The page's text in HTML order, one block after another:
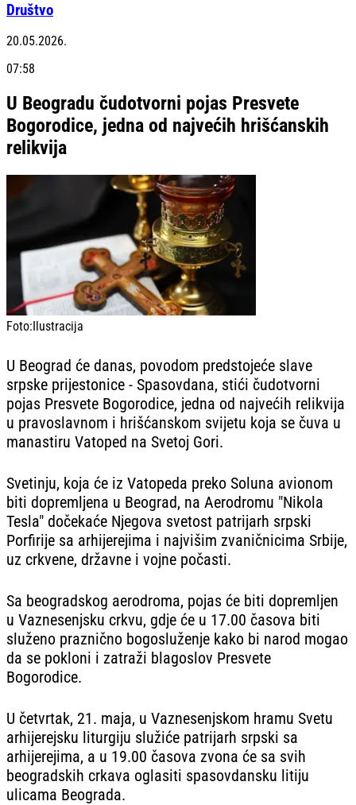
Društvo
20.05.2026.
07:58
U Beogradu čudotvorni pojas Presvete
Bogorodice, jedna od najvećih hrišćanskih
relikvija
Foto:Ilustracija
U Beograd će danas, povodom predstojeće slave
srpske prijestonice - Spasovdana, stići čudotvorni
pojas Presvete Bogorodice, jedna od najvećih relikvija
u pravoslavnom i hrišćanskom svijetu koja se čuva u
manastiru Vatoped na Svetoj Gori.
Svetinju, koja će iz Vatopeda preko Soluna avionom
biti dopremljena u Beograd, na Aerodromu "Nikola
Tesla" dočekaće Njegova svetost patrijarh srpski
Porfirije sa arhijerejima i najvišim zvaničnicima Srbije,
uz crkvene, državne i vojne počasti.
Sa beogradskog aerodroma, pojas će biti dopremljen
u Vaznesenjsku crkvu, gdje će u 17.00 časova biti
služeno praznično bogosluženje kako bi narod mogao
da se pokloni i zatraži blagoslov Presvete
Bogorodice.
U četvrtak, 21. maja, u Vaznesenjskom hramu Svetu
arhijerejsku liturgiju služiće patrijarh srpski sa
arhijerejima, a u 19.00 časova zvona će sa svih
beogradskih crkava oglasiti spasovdansku litiju
ulicama Beograda.